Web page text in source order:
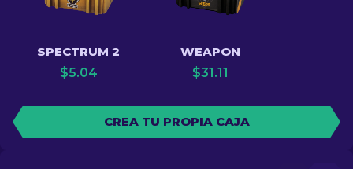
SPECTRUM 2
$5.04
WEAPON
$31.11
CREA TU PROPIA CAJA